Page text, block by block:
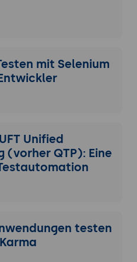
mit Selenium
Unified
(vorher QTP): Eine
testen